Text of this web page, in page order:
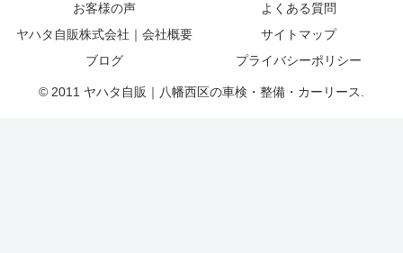
お客様の声
よくある質問
ヤハタ自販株式会社｜会社概要
サイトマップ
ブログ
プライバシーポリシー
© 2011 ヤハタ自販｜八幡西区の車検・整備・カーリース.